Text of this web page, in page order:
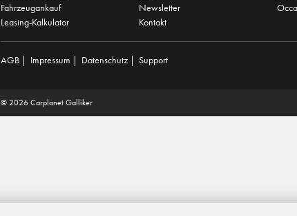
Fahrzeugankauf
Leasing-Kalkulator
Newsletter
Kontakt
AGB | Impressum | Datenschutz| Support
© 2026 Carplanet Galliker